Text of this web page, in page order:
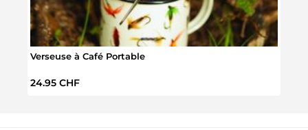
Verseuse à Café Portable
Prix régulier :
24.95 CHF